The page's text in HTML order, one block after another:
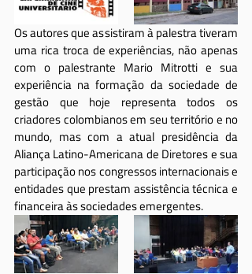
Os autores que assistiram à palestra tiveram
uma rica troca de experiências, não apenas
com o palestrante Mario Mitrotti e sua
experiência na formação da sociedade de
gestão que hoje representa todos os
criadores colombianos em seu território e no
mundo, mas com a atual presidência da
Aliança Latino-Americana de Diretores e sua
participação nos congressos internacionais e
entidades que prestam assistência técnica e
financeira às sociedades emergentes.